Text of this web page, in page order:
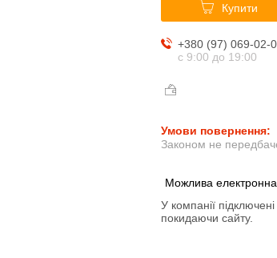
Купити
+380 (97) 069-02-
с 9:00 до 19:00
Законом не
У компанії
покидаючи сайту.